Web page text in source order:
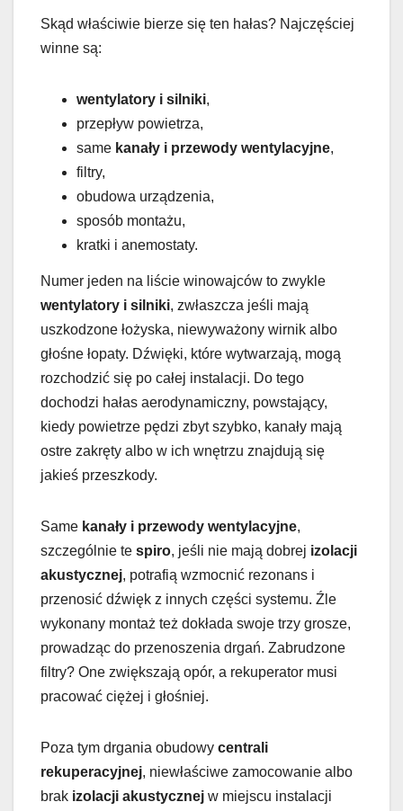
Skąd właściwie bierze się ten hałas? Najczęściej
winne są:
wentylatory i silniki,
przepływ powietrza,
same kanały i przewody wentylacyjne,
filtry,
obudowa urządzenia,
sposób montażu,
kratki i anemostaty.
Numer jeden na liście winowajców to zwykle
wentylatory i silniki, zwłaszcza jeśli mają
uszkodzone łożyska, niewyważony wirnik albo
głośne łopaty. Dźwięki, które wytwarzają, mogą
rozchodzić się po całej instalacji. Do tego
dochodzi hałas aerodynamiczny, powstający,
kiedy powietrze pędzi zbyt szybko, kanały mają
ostre zakręty albo w ich wnętrzu znajdują się
jakieś przeszkody.
Same kanały i przewody wentylacyjne,
szczególnie te spiro, jeśli nie mają dobrej izolacji
akustycznej, potrafią wzmocnić rezonans i
przenosić dźwięk z innych części systemu. Źle
wykonany montaż też dokłada swoje trzy grosze,
prowadząc do przenoszenia drgań. Zabrudzone
filtry? One zwiększają opór, a rekuperator musi
pracować ciężej i głośniej.
Poza tym drgania obudowy centrali
rekuperacyjnej, niewłaściwe zamocowanie albo
brak izolacji akustycznej w miejscu instalacji